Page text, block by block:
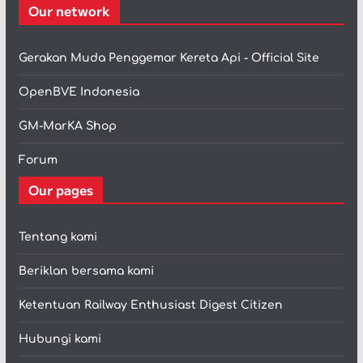
Our network
Gerakan Muda Penggemar Kereta Api - Official Site
OpenBVE Indonesia
GM-MarKA Shop
Forum
Our pages
Tentang kami
Beriklan bersama kami
Ketentuan Railway Enthusiast Digest Citizen
Hubungi kami